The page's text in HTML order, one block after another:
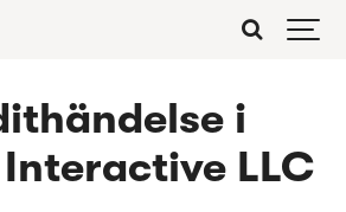
i
LLC